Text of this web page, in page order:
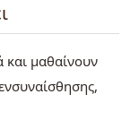
και μαθαίνουν